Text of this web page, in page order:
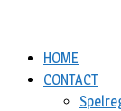
HOME
CONTACT